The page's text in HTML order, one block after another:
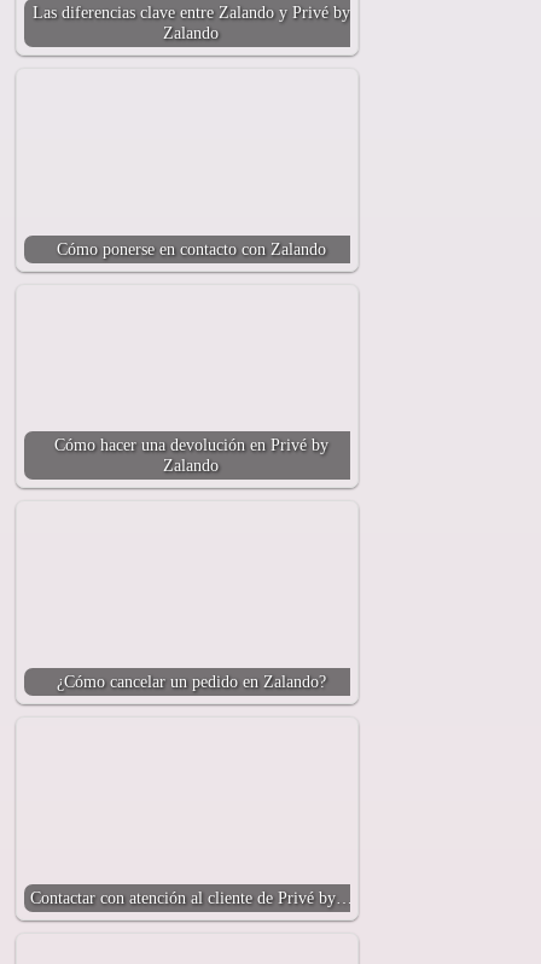
Las diferencias clave entre Zalando y Privé by
Zalando
Cómo ponerse en contacto con Zalando
Cómo hacer una devolución en Privé by
Zalando
¿Cómo cancelar un pedido en Zalando?
Contactar con atención al cliente de Privé by…